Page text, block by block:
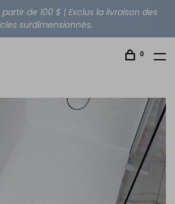
de 100 $ | Exclus la livraison des
surdimensionnés.
0